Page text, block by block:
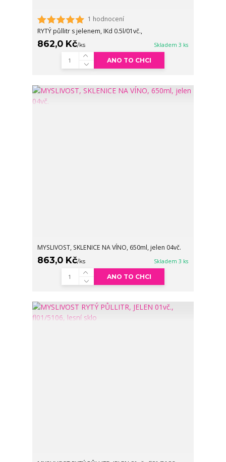
1 hodnocení
RYTÝ půllitr s jelenem, IKd 0.5l/01vč.,
862,0 Kč/ks Skladem 3 ks
ANO TO CHCI
MYSLIVOST, SKLENICE NA VÍNO, 650ml, jelen 04vč.
863,0 Kč/ks Skladem 3 ks
ANO TO CHCI